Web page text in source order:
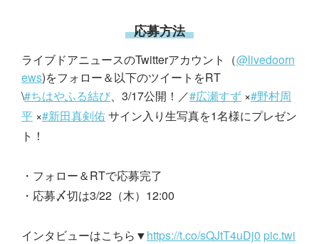
応募方法
ライブドアニュースのTwitterアカウント（@livedoorn
ews)をフォロー＆以下のツイートをRT
\#ちはやふる結び 、3/17公開！／#広瀬すず ×#野村周
平 ×#新田真剣佑サイン入り生写真を1名様にプレゼン
ト！
・フォロー＆RTで応募完了
・応募〆切は3/22（木）12:00
インタビューはこちら▼https://t.co/sQJtT4uDj0 pic.twi